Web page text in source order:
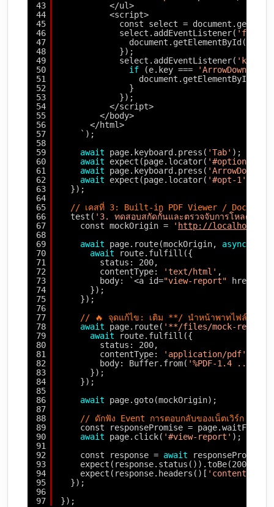
43
44
45
46
47
48
49
50
51
52
53
54
55
56
57
58
59
60
61
62
63
64
65
66
67
68
69
70
71
72
73
74
75
76
77
78
79
80
81
82
83
84
85
86
87
88
89
90
91
92
93
94
95
96
97
</ul>
<script>
const select =
select.addEventListener( 'focus'
document.getElementById(
});
select.addEventListener(
if
(e.key === 'ArrowDown'
document.getElementById(
}
});
</script>
</body>
</html>
`);
await
page.keyboard.press( 'Tab' );
await
expect(page.locator( '#options-
await
page.keyboard.press( 'ArrowDown'
await
expect(page.locator( '#opt-1'
});
// เคสที่ 3: Built-in PDF Viewer / Document
test( '3. ทดสอบสกัดกั้นและตรวจจับการโหลดไฟล์ร
const mockOrigin =
' http://
await
page.route(mockOrigin, async
await
route.fulfill({
status: 200,
contentType:
'text/html' ,
body: `<a id="view-report" href=
});
});
// 🔥 จุดแก้ไข: เติม **/ นำหน้าพาทไฟล์ เพื่อใ
await
page.route( '**/files/mock-
await
route.fulfill({
status: 200,
contentType:
'application/pdf'
body: Buffer.from( '%PDF-1.4 ...
});
});
await
page.goto(mockOrigin);
// ดักฟัง Event การตอบกลับของเน็ตเวิร์ก
const responsePromise =
await
page.click( '#view-report' );
const response = await
responsePromise;
expect(response.status()).toBe(200);
expect(response.headers()[ 'content-
});
});